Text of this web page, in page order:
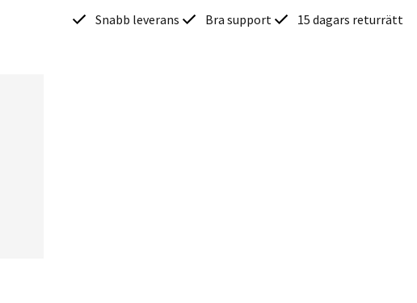
Snabb leverans Bra support 15 dagars returrätt